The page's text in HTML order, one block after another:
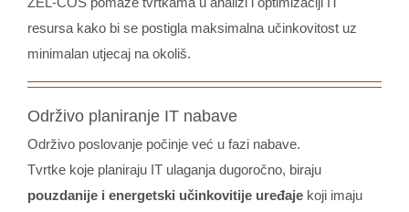
resursa kako bi se postigla maksimalna učinkovitost uz
minimalan utjecaj na okoliš.
Održivo planiranje IT nabave
Održivo poslovanje počinje već u fazi nabave.
Tvrtke koje planiraju IT ulaganja dugoročno, biraju
pouzdanije i energetski učinkovitije uređaje koji imaju